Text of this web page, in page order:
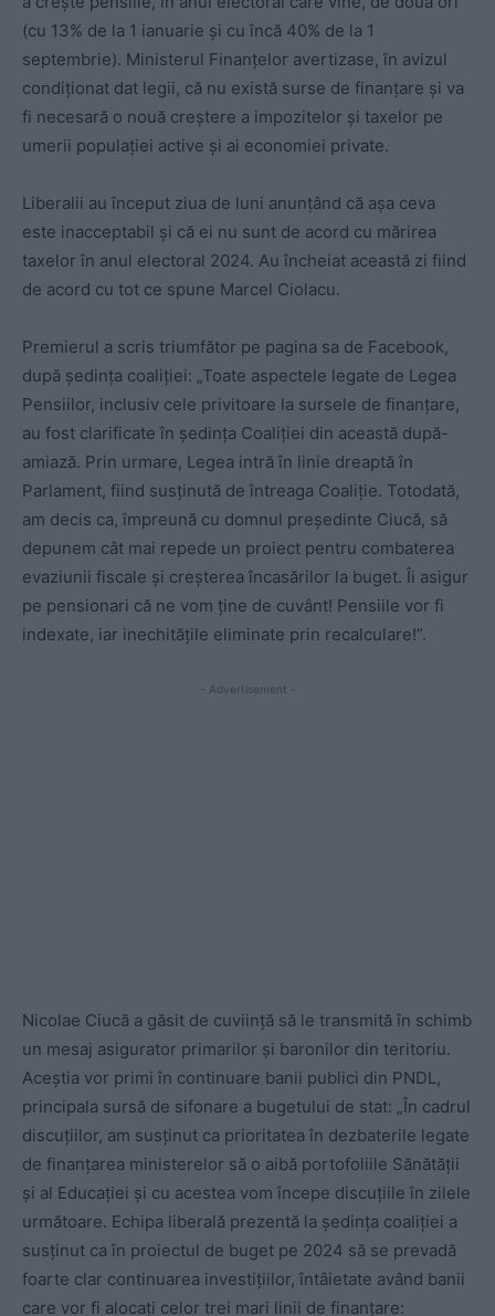
(cu 13% de la 1 ianuarie și cu încă 40% de la 1
septembrie). Ministerul Finanțelor avertizase, în avizul
condiționat dat legii, că nu există surse de finanțare și va
fi necesară o nouă creștere a impozitelor și taxelor pe
umerii populației active și ai economiei private.
Liberalii au început ziua de luni anunțând că așa ceva
este inacceptabil și că ei nu sunt de acord cu mărirea
taxelor în anul electoral 2024. Au încheiat această zi fiind
de acord cu tot ce spune Marcel Ciolacu.
Premierul a scris triumfător pe pagina sa de Facebook,
după ședința coaliției: „Toate aspectele legate de Legea
Pensiilor, inclusiv cele privitoare la sursele de finanțare,
au fost clarificate în ședința Coaliției din această după-
amiază. Prin urmare, Legea intră în linie dreaptă în
Parlament, fiind susținută de întreaga Coaliție. Totodată,
am decis ca, împreună cu domnul președinte Ciucă, să
depunem cât mai repede un proiect pentru combaterea
evaziunii fiscale și creșterea încasărilor la buget. Îi asigur
pe pensionari că ne vom ține de cuvânt! Pensiile vor fi
indexate, iar inechitățile eliminate prin recalculare!”.
- Advertisement -
Nicolae Ciucă a găsit de cuviință să le transmită în schimb
un mesaj asigurator primarilor și baronilor din teritoriu.
Aceștia vor primi în continuare banii publici din PNDL,
principala sursă de sifonare a bugetului de stat: „În cadrul
discuțiilor, am susținut ca prioritatea în dezbaterile legate
de finanțarea ministerelor să o aibă portofoliile Sănătății
și al Educației și cu acestea vom începe discuțiile în zilele
următoare. Echipa liberală prezentă la ședința coaliției a
susținut ca în proiectul de buget pe 2024 să se prevadă
foarte clar continuarea investițiilor, întâietate având banii
care vor fi alocați celor trei mari linii de finanțare: